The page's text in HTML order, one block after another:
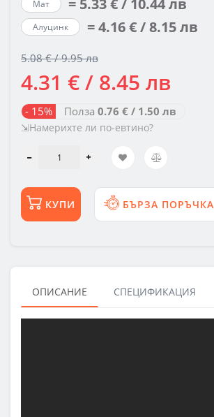
Мат
Алуцинк = 4.16 € / 8.15 лв
5.08 € / 9.95 лв
4.31 € / 8.45 лв
- 15% Полза 0.76 € / 1.50 лв
⇲Намерихте ли по-евтино?
КУПИ БЪРЗА ПОРЪЧКА
ОПИСАНИЕ СПЕЦИФИКАЦИЯ